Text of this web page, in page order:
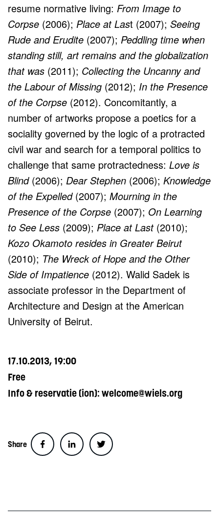
resume normative living: From Image to
Corpse (2006); Place at Last (2007); Seeing
Rude and Erudite (2007); Peddling time when
standing still, art remains and the globalization
that was (2011); Collecting the Uncanny and
the Labour of Missing (2012); In the Presence
of the Corpse (2012). Concomitantly, a
number of artworks propose a poetics for a
sociality governed by the logic of a protracted
civil war and search for a temporal politics to
challenge that same protractedness: Love is
Blind(2006); Dear Stephen (2006); Knowledge
of the Expelled(2007); Mourning in the
Presence of the Corpse (2007); On Learning
to See Less (2009); Place at Last(2010);
Kozo Okamoto resides in Greater Beirut
(2010); The Wreck of Hope and the Other
Side of Impatience (2012). Walid Sadek is
associate professor in the Department of
Architecture and Design at the American
University of Beirut.
17.10.2013, 19:00
Free
Info & reservatie (ion):welcome@wiels.org
Share